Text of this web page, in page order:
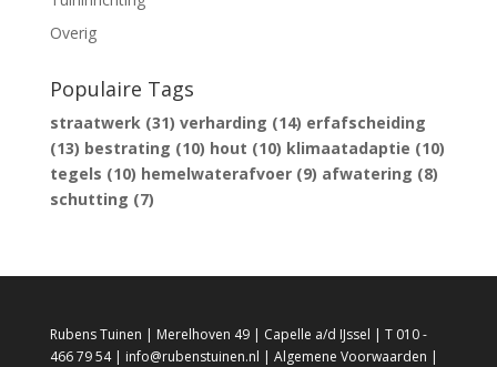
Overig
Populaire Tags
straatwerk(31) verharding (14) erfafscheiding
(13) bestrating (10) hout (10) klimaatadaptie (10)
tegels (10) hemelwaterafvoer(9) afwatering (8)
schutting (7)
Rubens Tuinen | Merelhoven 49 | Capelle a/d IJssel | T 010 -
466 79 54 | info@rubenstuinen.nl | Algemene Voorwaarden |